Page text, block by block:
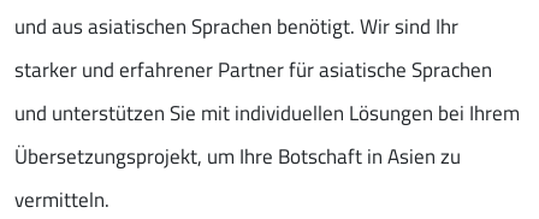
und aus asiatischen Sprachen benötigt. Wir sind Ihr
starker und erfahrener Partner für asiatische Sprachen
und unterstützen Sie mit individuellen Lösungen bei Ihrem
Übersetzungsprojekt, um Ihre Botschaft in Asien zu
vermitteln.